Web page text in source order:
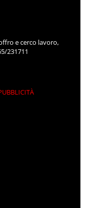
e cerco lavoro,
231711